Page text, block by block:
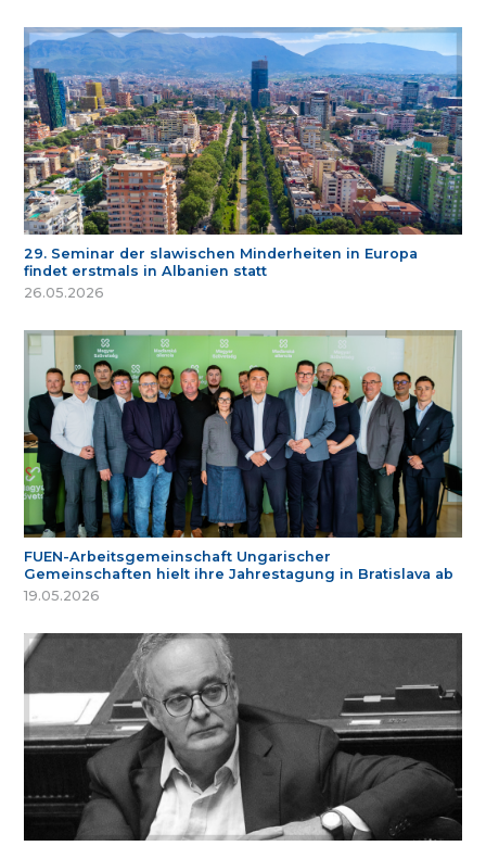
29. Seminar der slawischen Minderheiten in Europa
findet erstmals in Albanien statt
26.05.2026
FUEN-Arbeitsgemeinschaft Ungarischer
Gemeinschaften hielt ihre Jahrestagung in Bratislava ab
19.05.2026